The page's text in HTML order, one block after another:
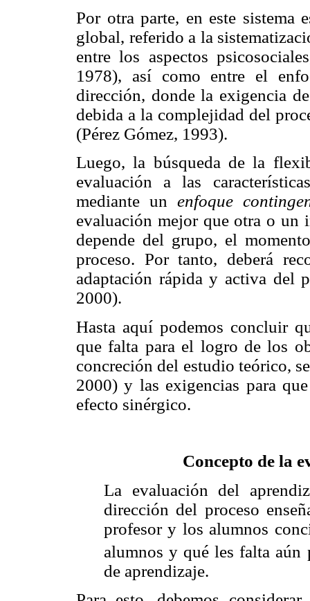
Por otra parte, en este sistema
global, referido a la
entre los aspectos
1978), así como entre el
dirección, donde la exigencia
debida a la complejidad del
(Pérez Gómez, 1993).
Luego, la búsqueda de la
evaluación a las
mediante un enfoque
evaluación mejor que otra o un
depende del grupo, el
proceso. Por tanto, deberá
adaptación rápida y activa del
2000).
Hasta aquí podemos concluir
que falta para el logro de los
concreción del estudio teórico,
2000) y las exigencias para
efecto sinérgico.
Concepto de la
La evaluación del
dirección del proceso
profesor y los alumnos
alumnos y qué les falta aún
de aprendizaje.